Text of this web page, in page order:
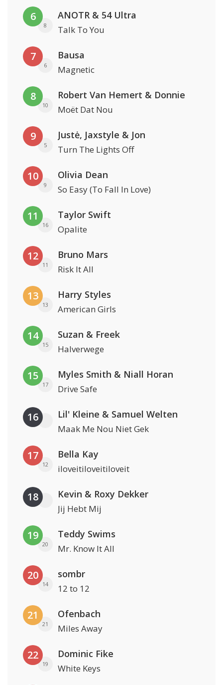
6
8
ANOTR & 54 Ultra
Talk To You
7
6
Bausa
Magnetic
8
10
Robert Van Hemert & Donnie
Moët Dat Nou
9
5
Justė, Jaxstyle & Jon
Turn The Lights Off
10
9
Olivia Dean
So Easy (To Fall In Love)
11
16
Taylor Swift
Opalite
12
11
Bruno Mars
Risk It All
13
13
Harry Styles
American Girls
14
15
Suzan & Freek
Halverwege
15
17
Myles Smith & Niall Horan
Drive Safe
16 Lil' Kleine & Samuel Welten
Maak Me Nou Niet Gek
17
12
Bella Kay
iloveitiloveitiloveit
18 Kevin & Roxy Dekker
Jij Hebt Mij
19
20
Teddy Swims
Mr. Know It All
20
14
sombr
12 to 12
21
21
Ofenbach
Miles Away
22
19
Dominic Fike
White Keys